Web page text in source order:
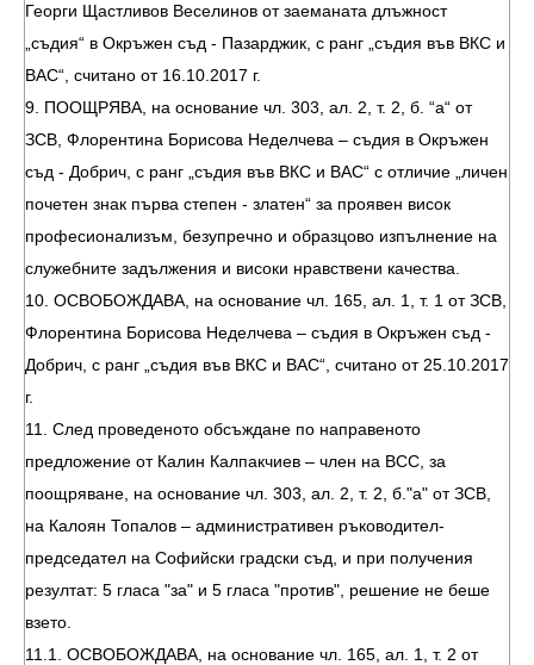
Георги Щастливов Веселинов от заеманата длъжност
„съдия“ в Окръжен съд - Пазарджик, с ранг „съдия във ВКС и
ВАС“, считано от 16.10.2017 г.
9. ПООЩРЯВА, на основание чл. 303, ал. 2, т. 2, б. “а“ от
ЗСВ, Флорентина Борисова Неделчева – съдия в Окръжен
съд - Добрич, с ранг „съдия във ВКС и ВАС“ с отличие „личен
почетен знак първа степен - златен“ за проявен висок
професионализъм, безупречно и образцово изпълнение на
служебните задължения и високи нравствени качества.
10. ОСВОБОЖДАВА, на основание чл. 165, ал. 1, т. 1 от ЗСВ,
Флорентина Борисова Неделчева – съдия в Окръжен съд -
Добрич, с ранг „съдия във ВКС и ВАС“, считано от 25.10.2017
г.
11. След проведеното обсъждане по направеното
предложение от Калин Калпакчиев – член на ВСС, за
поощряване, на основание чл. 303, ал. 2, т. 2, б."а" от ЗСВ,
на Калоян Топалов – административен ръководител-
председател на Софийски градски съд, и при получения
резултат: 5 гласа "за" и 5 гласа "против", решение не беше
взето.
11.1. ОСВОБОЖДАВА, на основание чл. 165, ал. 1, т. 2 от